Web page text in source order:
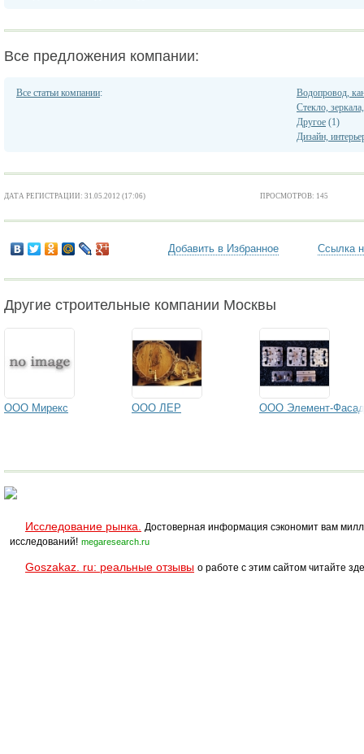
Все предложения компании:
Все статьи компании:
Водопровод,
Стекло,
Другое (1)
Дизайн,
ДАТА РЕГИСТРАЦИИ: 31.05.2012 (17:06) ПРОСМОТРОВ: 145
Добавить в Избранное Ссылка
Другие строительные компании Москвы
ООО Мирекс ООО ЛЕР ООО Элемент-Фасад
Исследование рынка.
Достоверная информация сэкономит вам
исследований! megaresearch.ru
Goszakaz. ru: реальные отзывы о работе с этим сайтом читайте